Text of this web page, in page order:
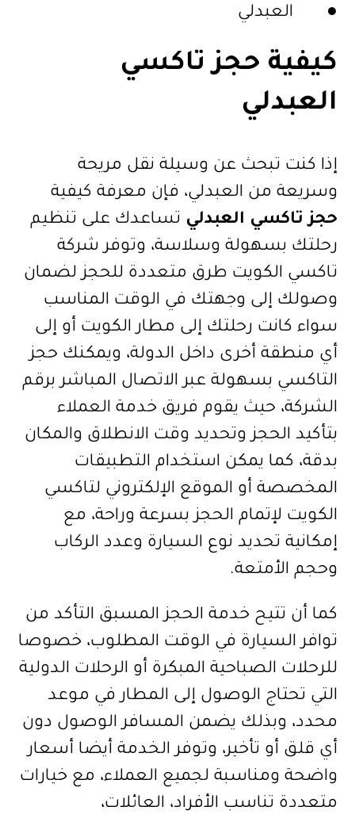
● العبدلي
كيفية حجز تاكسي
العبدلي
إذا كنت تبحث عن وسيلة نقل مريحة
وسريعة من العبدلي، فإن معرفة كيفية
حجز تاكسي العبدلي تساعدك على تنظيم
رحلتك بسهولة وسلاسة، وتوفر شركة
تاكسي الكويت طرق متعددة للحجز لضمان
وصولك إلى وجهتك في الوقت المناسب
سواء كانت رحلتك إلى مطار الكويت أو إلى
أي منطقة أخرى داخل الدولة، ويمكنك حجز
التاكسي بسهولة عبر الاتصال المباشر برقم
الشركة، حيث يقوم فريق خدمة العملاء
بتأكيد الحجز وتحديد وقت الانطلاق والمكان
بدقة، كما يمكن استخدام التطبيقات
المخصصة أو الموقع الإلكتروني لتاكسي
الكويت لإتمام الحجز بسرعة وراحة، مع
إمكانية تحديد نوع السيارة وعدد الركاب
وحجم الأمتعة.
كما أن تتيح خدمة الحجز المسبق التأكد من
توافر السيارة في الوقت المطلوب، خصوصا
للرحلات الصباحية المبكرة أو الرحلات الدولية
التي تحتاج الوصول إلى المطار في موعد
محدد، وبذلك يضمن المسافر الوصول دون
أي قلق أو تأخير، وتوفر الخدمة أيضا أسعار
واضحة ومناسبة لجميع العملاء، مع خيارات
متعددة تناسب الأفراد، العائلات،